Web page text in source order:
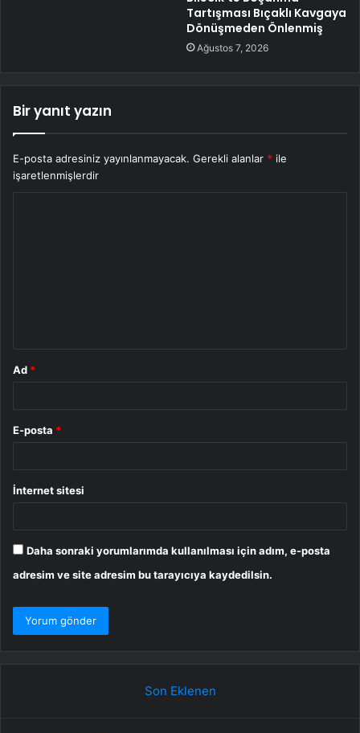
Tartışması Bıçaklı Kavgaya
Dönüşmeden Önlenmiş
Ağustos 7, 2026
Bir yanıt yazın
E-posta adresiniz yayınlanmayacak. Gerekli alanlar * ile
işaretlenmişlerdir
Ad *
E-posta *
İnternet sitesi
Daha sonraki yorumlarımda kullanılması için adım, e-posta
adresim ve site adresim bu tarayıcıya kaydedilsin.
Son Eklenen